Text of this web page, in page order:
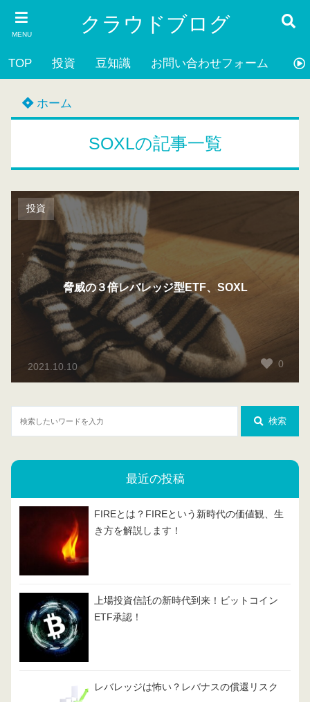
MENU クラウドブログ
TOP 投資 豆知識 お問い合わせフォーム プ
ホーム
SOXLの記事一覧
投資
2021.10.10
脅威の３倍レバレッジ型ETF、SOXL
0
検索
最近の投稿
FIREとは？FIREという新時代の価値観、生
き方を解説します！
上場投資信託の新時代到来！ビットコイン
ETF承認！
レバレッジは怖い？レバナスの償還リスク